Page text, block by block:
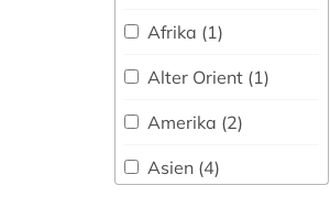
Theologie und
Religionswissenschaften
(0)
Nationallizenz-Login
für registrierte
Einzelpersonen (1)
Afrika (1)
Alter Orient (1)
Amerika (2)
Asien (4)